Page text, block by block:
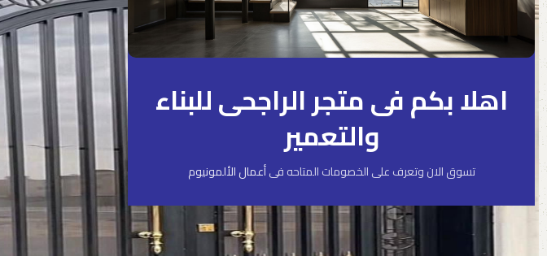
اهلا بكم فى متجر الراجحى للبناء
والتعمير
تسوق الان وتعرف على الخصومات المتاحه فىأعمال الألمونيوم